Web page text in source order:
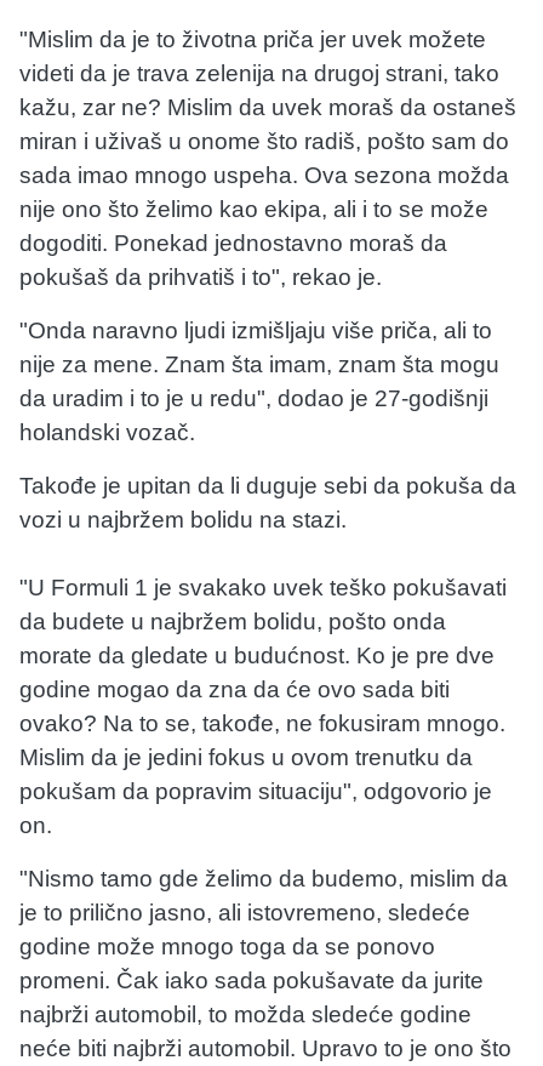
"Mislim da je to životna priča jer uvek možete
videti da je trava zelenija na drugoj strani, tako
kažu, zar ne? Mislim da uvek moraš da ostaneš
miran i uživaš u onome što radiš, pošto sam do
sada imao mnogo uspeha. Ova sezona možda
nije ono što želimo kao ekipa, ali i to se može
dogoditi. Ponekad jednostavno moraš da
pokušaš da prihvatiš i to", rekao je.
"Onda naravno ljudi izmišljaju više priča, ali to
nije za mene. Znam šta imam, znam šta mogu
da uradim i to je u redu", dodao je 27-godišnji
holandski vozač.
Takođe je upitan da li duguje sebi da pokuša da
vozi u najbržem bolidu na stazi.
"U Formuli 1 je svakako uvek teško pokušavati
da budete u najbržem bolidu, pošto onda
morate da gledate u budućnost. Ko je pre dve
godine mogao da zna da će ovo sada biti
ovako? Na to se, takođe, ne fokusiram mnogo.
Mislim da je jedini fokus u ovom trenutku da
pokušam da popravim situaciju", odgovorio je
on.
"Nismo tamo gde želimo da budemo, mislim da
je to prilično jasno, ali istovremeno, sledeće
godine može mnogo toga da se ponovo
promeni. Čak iako sada pokušavate da jurite
najbrži automobil, to možda sledeće godine
neće biti najbrži automobil. Upravo to je ono što